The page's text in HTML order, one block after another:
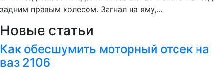
задним правым колесом. Загнал на яму,...
Новые статьи
Как обесшумить моторный отсек на
ваз 2106